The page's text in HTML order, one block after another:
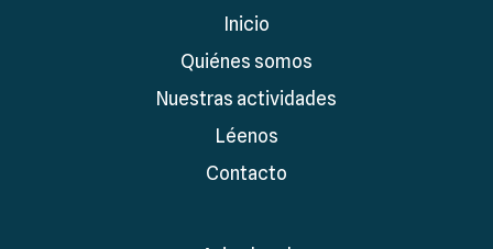
Inicio
Quiénes somos
Nuestras actividades
Léenos
Contacto